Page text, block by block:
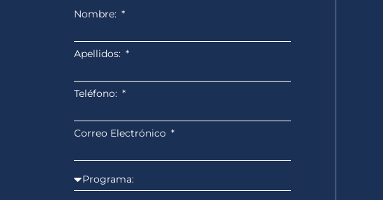
Nombre:
Apellidos:
Teléfono:
Correo Electrónico